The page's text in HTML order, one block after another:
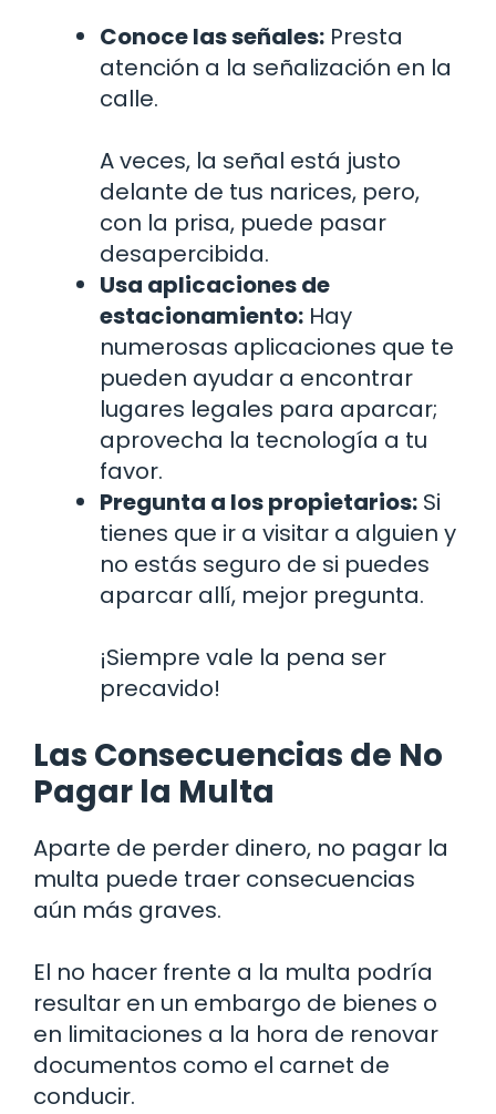
Conoce las señales: Presta
atención a la señalización en la
calle.
A veces, la señal está justo
delante de tus narices, pero,
con la prisa, puede pasar
desapercibida.
Usa aplicaciones de
estacionamiento: Hay
numerosas aplicaciones que te
pueden ayudar a encontrar
lugares legales para aparcar;
aprovecha la tecnología a tu
favor.
Pregunta a los propietarios: Si
tienes que ir a visitar a alguien y
no estás seguro de si puedes
aparcar allí, mejor pregunta.
¡Siempre vale la pena ser
precavido!
Las Consecuencias de No
Pagar la Multa
Aparte de perder dinero, no pagar la
multa puede traer consecuencias
aún más graves.
El no hacer frente a la multa podría
resultar en un embargo de bienes o
en limitaciones a la hora de renovar
documentos como el carnet de
conducir.